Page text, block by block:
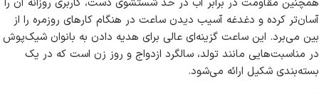
آسان‌تر کرده و دغدغه آسیب دیدن ساعت در هنگام کارهای روزمره را از
بین می‌برد. این ساعت گزینه‌ای عالی برای هدیه دادن به بانوان شیک‌پوش
در مناسبت‌هایی مانند تولد، سالگرد ازدواج و روز زن است که در یک
بسته‌بندی شکیل ارائه می‌شود.